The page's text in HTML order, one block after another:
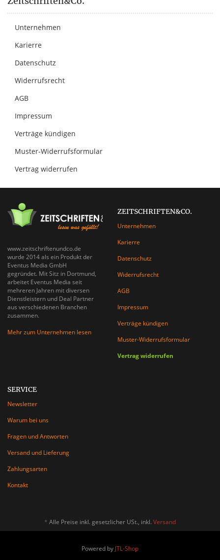
Unternehmen
Karierre
Datenschutz
Widerrufsrecht
AGB
Impressum
Verträge kündigen
Muster-Widerrufsformular
Vertrag widerrufen
www.zeitschriftenundco.de
wurde 2014 als ein Produkt der
Eventus Media GmbH
gegründet. Mit Sitz in Dortmund,
arbeitet Eventus Media seit
mehreren Jahren mit diversen
Dienstleistern und Deal Partner
aus verschiedenen Branchen
zusammen.
Mehr zum Unternehmen lesen
ZEITSCHRIFTEN&CO.
Unternehmen
Karierre
Datenschutz
Widerrufsrecht
AGB
Impressum
Verträge kündigen
Muster-Widerrufsformular
Vertrag widerrufen
SERVICE
Newsletter
Warum bei uns
Fragen und Antworten
Versand und Lieferung
Zahlungsarten
Kontakt
* Alle Preise inkl. gesetzlicher USt., inkl. Versand
Powered by JTL-Shop